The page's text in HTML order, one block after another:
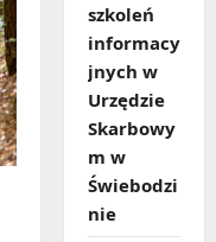
szkoleń
informacy
jnych w
Urzędzie
Skarbowy
m w
Świebodzi
nie